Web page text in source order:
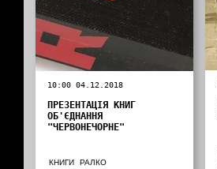
10:00 04.12.2018
ПРЕЗЕНТАЦІЯ КНИГ
ОБ'ЄДНАННЯ
"ЧЕРВОНЕЧОРНЕ"
КНИГИ
РАЛКО